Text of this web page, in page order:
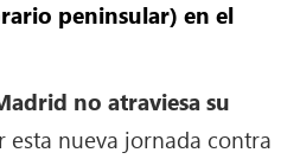
peninsular) en el
no atraviesa su
esta nueva jornada contra